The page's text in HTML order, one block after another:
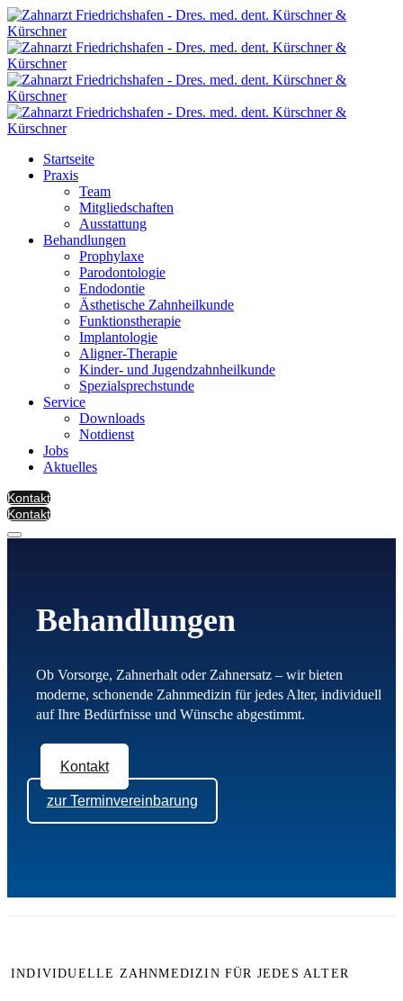
Startseite
Praxis
Team
Mitgliedschaften
Ausstattung
Behandlungen
Prophylaxe
Parodontologie
Endodontie
Ästhetische Zahnheilkunde
Funktionstherapie
Implantologie
Aligner-Therapie
Kinder- und Jugendzahnheilkunde
Spezialsprechstunde
Service
Downloads
Notdienst
Jobs
Aktuelles
Kontakt
Kontakt
Behandlungen
Ob Vorsorge, Zahnerhalt oder Zahnersatz – wir bieten
moderne, schonende Zahnmedizin für jedes Alter, individuell
auf Ihre Bedürfnisse und Wünsche abgestimmt.
Kontakt
zur Terminvereinbarung
INDIVIDUELLE ZAHNMEDIZIN FÜR JEDES ALTER